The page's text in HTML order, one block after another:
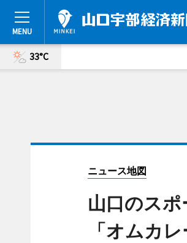
33°C
ニュース地図
山口のス
「オムカ